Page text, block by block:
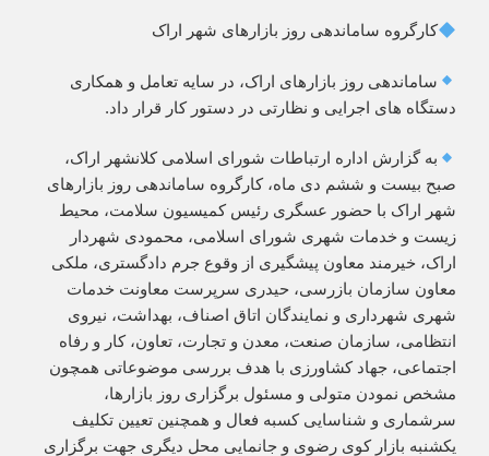
کارگروه ساماندهی روز بازارهای شهر اراک
ساماندهی روز بازارهای اراک، در سایه تعامل و همکاری
دستگاه های اجرایی و نظارتی در دستور کار قرار داد.
به گزارش اداره ارتباطات شورای اسلامی کلانشهر اراک،
صبح بیست و ششم دی ماه، کارگروه ساماندهی روز بازارهای
شهر اراک با حضور عسگری رئیس کمیسیون سلامت، محیط
زیست و خدمات شهری شورای اسلامی، محمودی شهردار
اراک، خیرمند معاون پیشگیری از وقوع جرم دادگستری، ملکی
معاون سازمان بازرسی، حیدری سرپرست معاونت خدمات
شهری شهرداری و نمایندگان اتاق اصناف، بهداشت، نیروی
انتظامی، سازمان صنعت، معدن و تجارت، تعاون، کار و رفاه
اجتماعی، جهاد کشاورزی با هدف بررسی موضوعاتی همچون
مشخص نمودن متولی و مسئول برگزاری روز بازارها،
سرشماری و شناسایی کسبه فعال و همچنین تعیین تکلیف
یکشنبه بازار کوی رضوی و جانمایی محل دیگری جهت برگزاری